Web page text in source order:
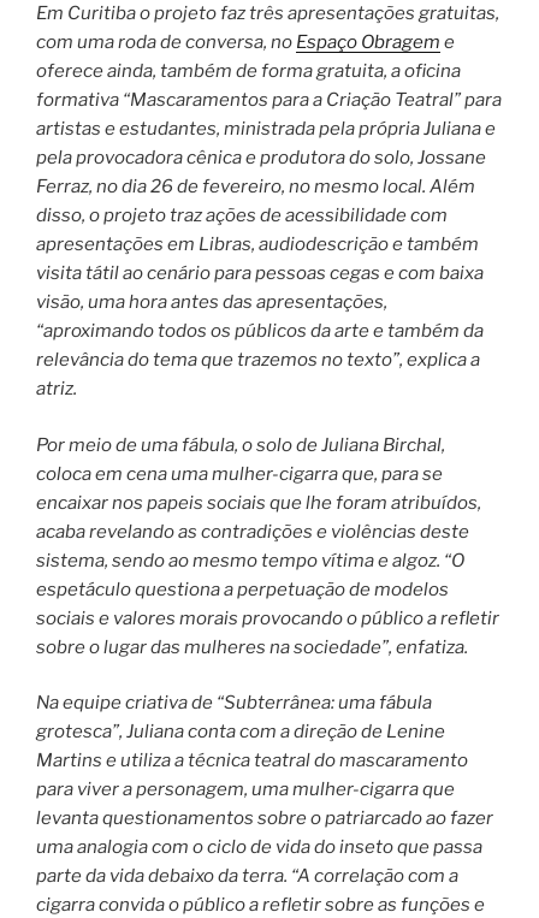
Em Curitiba o projeto faz três apresentações gratuitas,
com uma roda de conversa, no Espaço Obragem e
oferece ainda, também de forma gratuita, a oficina
formativa “Mascaramentos para a Criação Teatral” para
artistas e estudantes, ministrada pela própria Juliana e
pela provocadora cênica e produtora do solo, Jossane
Ferraz, no dia 26 de fevereiro, no mesmo local. Além
disso, o projeto traz ações de acessibilidade com
apresentações em Libras, audiodescrição e também
visita tátil ao cenário para pessoas cegas e com baixa
visão, uma hora antes das apresentações,
“aproximando todos os públicos da arte e também da
relevância do tema que trazemos no texto”, explica a
atriz.
Por meio de uma fábula, o solo de Juliana Birchal,
coloca em cena uma mulher-cigarra que, para se
encaixar nos papeis sociais que lhe foram atribuídos,
acaba revelando as contradições e violências deste
sistema, sendo ao mesmo tempo vítima e algoz. “O
espetáculo questiona a perpetuação de modelos
sociais e valores morais provocando o público a refletir
sobre o lugar das mulheres na sociedade”, enfatiza.
Na equipe criativa de “Subterrânea: uma fábula
grotesca”, Juliana conta com a direção de Lenine
Martins e utiliza a técnica teatral do mascaramento
para viver a personagem, uma mulher-cigarra que
levanta questionamentos sobre o patriarcado ao fazer
uma analogia com o ciclo de vida do inseto que passa
parte da vida debaixo da terra. “A correlação com a
cigarra convida o público a refletir sobre as funções e